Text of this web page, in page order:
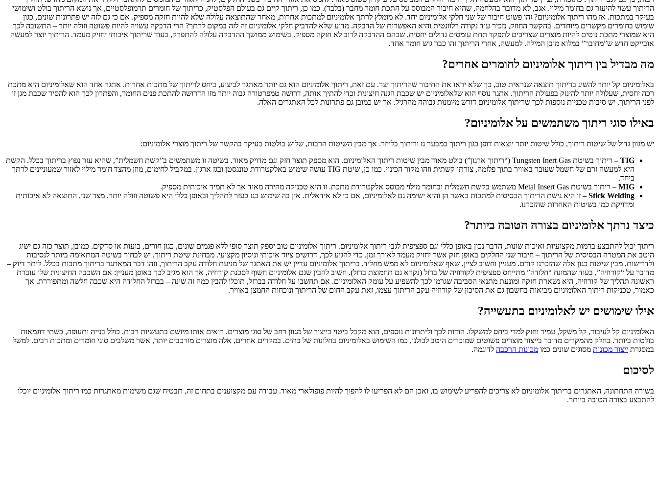
הריתוך עשוי להיעזר גם בחומר מילוי. אגב, לא מדובר בהלחמה, שהיא חיבור המבוסס על התכת חומר מחבר (בלבד). כמו כן, ריתוך קיים גם בעולם הפלסטיק, כריתוך של חומרים תרמופלסטיים, אך נושא הריתוך בולט ושימושי
בעיקר במתכות. אז מהו ריתוך אלומיניום? זהו פשוט חיבור של שני חלקי אלומיניום יחד. לא מומלץ לרתך אלומיניום למתכות אחרות, מאחר שהתוצאה עלולה שלא להיות חזקה מספיק. אם כי גם לזה יש פתרונות שונים, כגון
שימוש בחומרים מקשרים מיוחדים. בהקשר החוזק, נזכיר עוד נקודה רלוונטית והיא האפשרות של הדבקה. מדוע שלא להדביק חלקי אלומיניום זה לזה במקום לרתך? הרי הדבקה עשויה להיות פשוטה וזולה יותר – התשובה לכך
היא שמוצרי מתכת נוטים להיות מוצרים שצריכים לתפקד תחת עומסים גדולים יחסית, שבהם ההדבקה לרוב לא חזקה מספיק. בשימוש ממושך ההדבקה עלולה להתפרק, בעוד שריתוך איכותי יחזיק מעמד. הריתוך יוצר למעשה
אובייקט חדש ש”מחובר” במלוא מובן המילה. למעשה, אחרי הריתוך זהו כבר גוש חומר אחד.
מה מבדיל בין ריתוך אלומיניום לחומרים אחרים?
באלומיניום קל יותר להשיג בריתוך תוצאה שנראית טוב, כך שלא יראו את החיבור שהריתוך יצר. עם זאת, ריתוך אלומיניום הוא גם יותר מאתגר לביצוע, ביחס לריתוך של מתכות אחרות. אתגר אחד הוא שאלומיניום היא מתכת
רכה יחסית, שעלולה יותר להינזק בפעולת הריתוך. אתגר נוסף הוא שלאלומיניום יש שכבת הגנה חיצונית וכדי להתיך אותה, דרושה טמפרטורה גבוה יותר מזו הדרושה להתכת פנים החומר, והפתרון לכך הוא להסיר שכבת מגן זו
לפני הריתוך. יש סיבות טכניות נוספות לכך שריתוך אלומיניום דורש מיומנות גבוהה מהרגיל. אך יש כמובן גם פתרונות לכל האתגרים האלה.
באילו סוגי ריתוך משתמשים על אלומיניום?
יש מגוון גדול של שיטות ריתוך, כולל שיטות יותר יוצאות דופן כגון ריתוך במבער גז וריתוך בלייזר. אך מבין השיטות הרבות, שלוש בולטות בעיקר בהקשר של ריתוך מוצרי אלומיניום:
TIG
– ריתוך בשיטת Tungsten Inert Gas (“ריתוך ארגון”) בולט מאוד מבין שיטות ריתוך האלומיניום. הוא מספק תוצר חזק וגם מדויק מאוד. בשיטה זו משתמשים ב”קשת חשמלית”, שהיא עזר נפוץ בריתוך בכלל. הקשת
היא למעשה זרם של חשמל שעובר באוויר בתוך פלזמה, צורתו קשתית וזהו מקור הכינוי. כמו כן, שיטת TIG עושה שימוש באלקטרודת טונגסטן ובגז ארגון. במקביל לחימום, מוזן מהצד חומר מילוי לאזור שמעוניינים לרתך
ביחד.
MIG – ריתוך בשיטת Metal Insert Gas משתמש בקשת חשמלית ובחומר מילוי מבוסס אלקטרודת מתכת. זו היא טכניקה מהירה מאוד אך לא תמיד איכותית מספיק.
Stick Welding – זו היא גישת הריתוך הבסיסית למתכות באשר הן והיא ישימה גם לאלומיניום, אם כי לא אידאלית. אין בה שימוש בגז כעזר לתהליך ובאופן כללי היא פשוטה וזולה יותר. מצד שני, התוצאה לא איכותית
ומדויקת כמו בשיטות האחרות שהזכרנו.
כיצד נרתך אלומיניום בצורה הטובה ביותר?
ריתוך יכול להתבצע ברמות מקצועיות ואיכות שונות, הדבר נכון באופן כללי וגם ספציפית לגבי ריתוך אלומיניום. ריתוך אלומיניום טוב יספק תוצר סופי ללא פגמים שונים, כגון חורים, בועות או סדקים. כמובן, תוצר כזה גם ישיג
היטב את המטרה הבסיסית של הריתוך – חיבור שני החלקים באופן חזק אשר יחזיק מעמד לאורך זמן. כדי להגיע לכך, דרושים ציוד איכותי וניסיון מקצועי. מבחינת שיטת ריתוך, יש לבחור בשיטה המתאימה ביותר לנסיבות
ולדרישות, מבין שיטות כגון אלה שהזכרנו קודם. מעניין וחשוב לציין, שאף שאלומיניום לא ממש מחליד, בריתוך אלומיניום עדיין יש את האתגר של מניעת חלודה עקב הריתוך, וזהו דבר המאתגר בריתוך מתכות בכלל. ליתר דיוק –
מדובר על “קורוזיה”, בעוד שהמונח “חלודה” מתייחס ספציפית לקורוזיה של ברזל (נקרא גם תחמוצת ברזל). חשוב להבין שגם אלומיניום חשוף לסכנת קורוזיה, אך הוא מגיב לכך באופן מעניין: אם השכבה החיצונית שלו עוברת
ראשונה תהליך של קורוזיה, היא נשארת חזקה ומונעת מתנאי הסביבה שגרמו לכך להשפיע על עומק האלומיניום. אם תחשבו על חלודה בברזל, תוכלו להבין כמה זה שונה – בברזל החלודה היא שכבה חלשה ומתפוררת. אך
כאמור, טכניקות ריתוך האלומיניום מביאות בחשבון גם את הסיכון של קורוזיה עקב הריתוך עצמו, זאת עקב החום של הריתוך ונוכחות החמצן באוויר.
אילו שימושים יש לאלומיניום בתעשייה?
האלומיניום קל לעיבוד, קל משקל, עמיד וחזק למדי ביחס למשקלו. הודות לכך וליתרונות נוספים, הוא מקבל ביטוי בייצור של מגוון רחב של סוגי מוצרים. רואים אותו מיושם בתעשיות רבות, כולל בנייה ותעופה, כשתי דוגמאות
בולטות ביותר. בחלק מהמקרים מדובר בייצור מוצרים פשוטים שמוכרים היטב לכולנו, כמו השימוש באלומיניום בחלונות של בתים. במקרים אחרים, אלה מוצרים מורכבים יותר, אשר משלבים סוגי חומרים ומתכות רבים. למשל
במסגרת ייצור מכונות מסוגים שונים כמו מכונות הרכבה לדוגמה.
לסיכום
בשורה התחתונה, האתגרים בריתוך אלומיניום לא צריכים להפריע לשימוש בו, ואכן הם לא הפריעו לו להפוך להיות פופולארי מאוד. עבודה עם מקצוענים בתחום זה, תבטיח שגם משימות מאתגרות כמו ריתוך אלומיניום יוכלו
להתבצע בצורה הטובה ביותר.